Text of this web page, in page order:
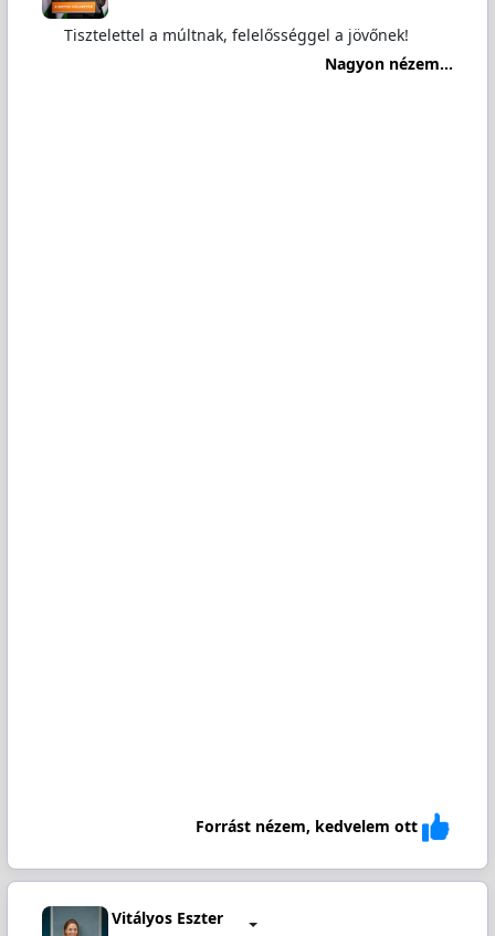
Tisztelettel a múltnak, felelősséggel a jövőnek!
Nagyon nézem...
Forrást nézem, kedvelem ott
Vitályos Eszter